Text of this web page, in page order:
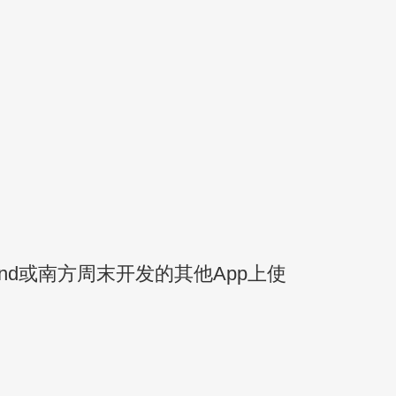
或南方周末开发的其他App上使